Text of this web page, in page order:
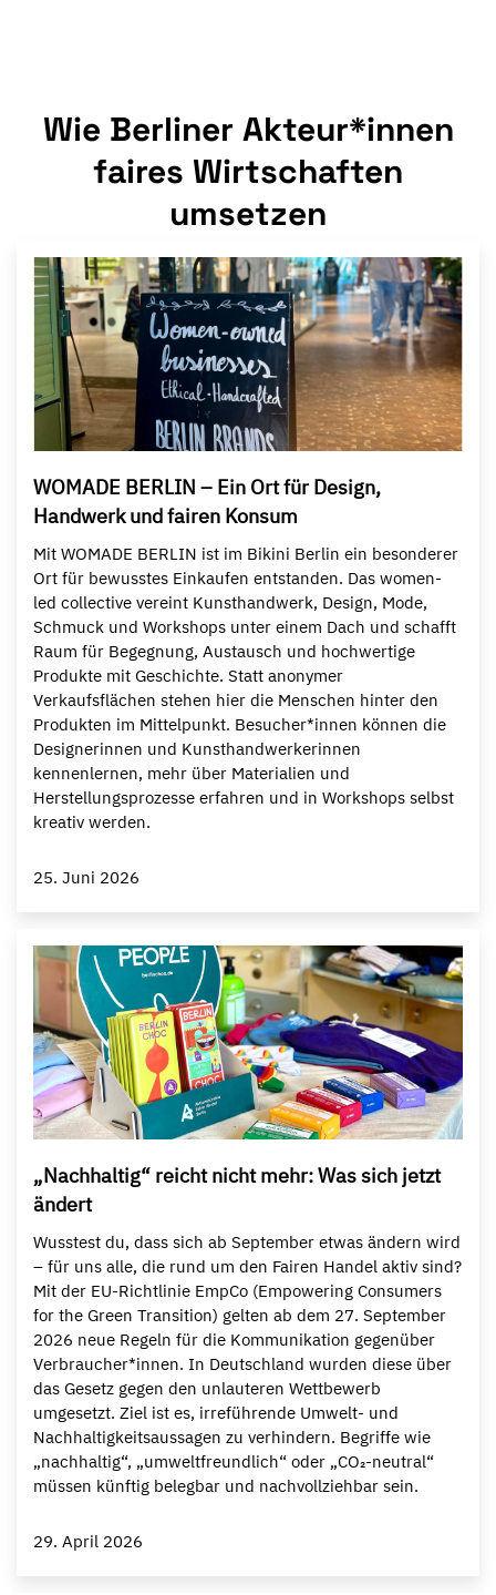
Wie Berliner Akteur*innen
faires Wirtschaften
umsetzen
WOMADE BERLIN – Ein Ort für Design,
Handwerk und fairen Konsum
Mit WOMADE BERLIN ist im Bikini Berlin ein besonderer
Ort für bewusstes Einkaufen entstanden. Das women-
led collective vereint Kunsthandwerk, Design, Mode,
Schmuck und Workshops unter einem Dach und schafft
Raum für Begegnung, Austausch und hochwertige
Produkte mit Geschichte. Statt anonymer
Verkaufsflächen stehen hier die Menschen hinter den
Produkten im Mittelpunkt. Besucher*innen können die
Designerinnen und Kunsthandwerkerinnen
kennenlernen, mehr über Materialien und
Herstellungsprozesse erfahren und in Workshops selbst
kreativ werden.
25. Juni 2026
„Nachhaltig“ reicht nicht mehr: Was sich jetzt
ändert
Wusstest du, dass sich ab September etwas ändern wird
– für uns alle, die rund um den Fairen Handel aktiv sind?
Mit der EU-Richtlinie EmpCo (Empowering Consumers
for the Green Transition) gelten ab dem 27. September
2026 neue Regeln für die Kommunikation gegenüber
Verbraucher*innen. In Deutschland wurden diese über
das Gesetz gegen den unlauteren Wettbewerb
umgesetzt. Ziel ist es, irreführende Umwelt- und
Nachhaltigkeitsaussagen zu verhindern. Begriffe wie
„nachhaltig“, „umweltfreundlich“ oder „CO₂-neutral“
müssen künftig belegbar und nachvollziehbar sein.
29. April 2026